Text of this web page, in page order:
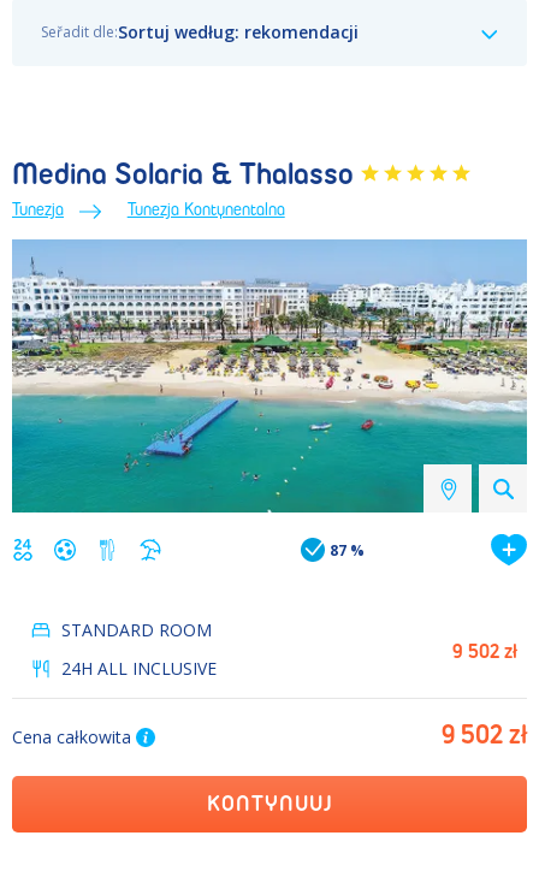
Sortuj według: rekomendacji
Medina Solaria & Thalasso
Tunezja Tunezja Kontynentalna
87 %
STANDARD ROOM
24H ALL INCLUSIVE
9 502 zł
Cena całkowita 9 502 zł
KONTYNUUJ